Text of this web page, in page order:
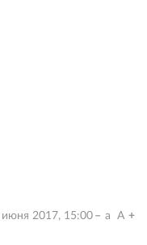
2017, 15:00 a A